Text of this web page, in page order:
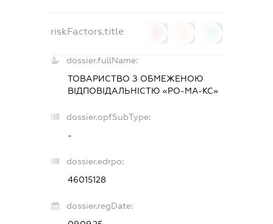
riskFactors.title
dossier.fullName:
ТОВАРИСТВО З ОБМЕЖЕНОЮ
ВІДПОВІДАЛЬНІСТЮ «РО-МА-КС»
dossier.opfSubType:
-
dossier.edrpo:
46015128
dossier.regDate: